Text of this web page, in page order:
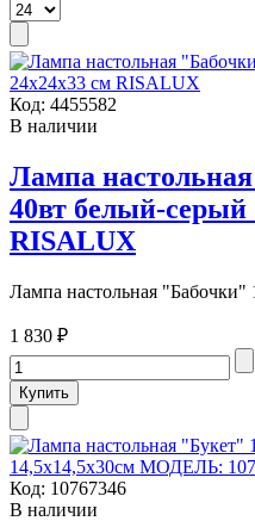
Код: 4455582
В наличии
Лампа
40вт белый-серый
RISALUX
Лампа настольная
1 830 ₽
Код: 10767346
В наличии